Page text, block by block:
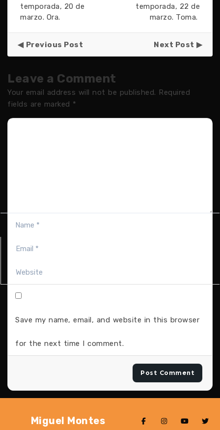
temporada, 20 de
marzo. Ora.
temporada, 22 de
marzo. Toma.
Previous Post Next Post
Leave a Comment
Your email address will not be published. Required
fields are marked *
Save my name, email, and website in this browser
for the next time I comment.
Miguel Montes